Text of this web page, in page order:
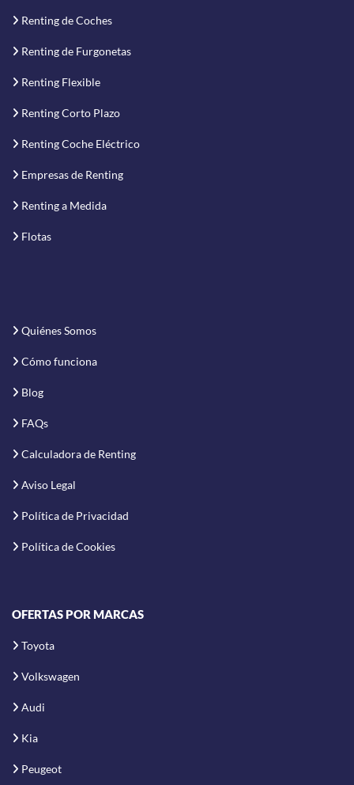
Renting de Coches
Renting de Furgonetas
Renting Flexible
Renting Corto Plazo
Renting Coche Eléctrico
Empresas de Renting
Renting a Medida
Flotas
Quiénes Somos
Cómo funciona
Blog
FAQs
Calculadora de Renting
Aviso Legal
Política de Privacidad
Política de Cookies
OFERTAS POR MARCAS
Toyota
Volkswagen
Audi
Kia
Peugeot